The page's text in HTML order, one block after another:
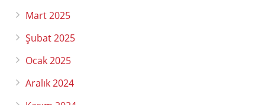
Mart 2025
Şubat 2025
Ocak 2025
Aralık 2024